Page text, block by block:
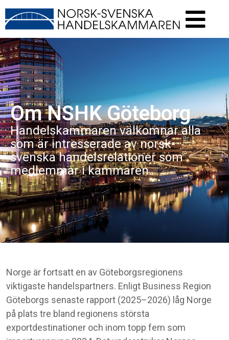
Om NSHK Göteborg
Handelskammaren välkomnar alla
som är intresserade av norsk-
svenska handelsrelationer som
medlemmar i kammaren.
Norge är fortsatt en av Göteborgsregionens
viktigaste handelspartners. Enligt Business Region
Göteborgs senaste rapport (2025–2026) låg Norge
på plats tre bland regionens största
exportdestinationer och inom topp fem som